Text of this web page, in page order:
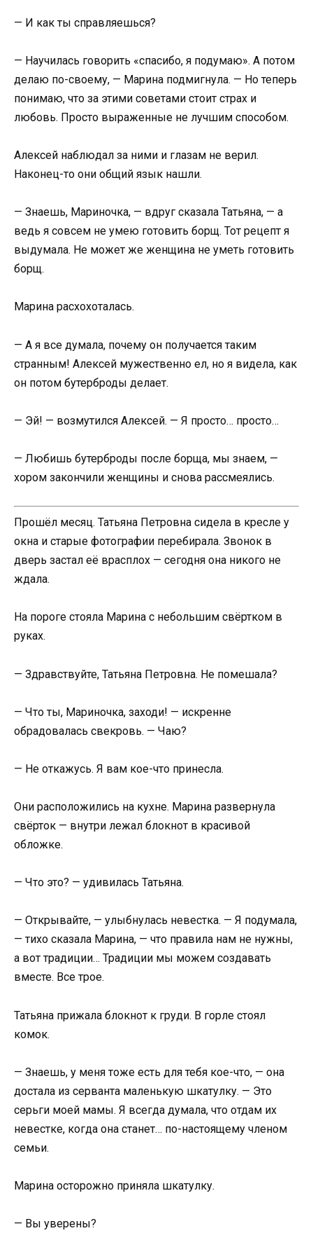
— И как ты справляешься?
— Научилась говорить «спасибо, я подумаю». А потом
делаю по-своему, — Марина подмигнула. — Но теперь
понимаю, что за этими советами стоит страх и
любовь. Просто выраженные не лучшим способом.
Алексей наблюдал за ними и глазам не верил.
Наконец-то они общий язык нашли.
— Знаешь, Мариночка, — вдруг сказала Татьяна, — а
ведь я совсем не умею готовить борщ. Тот рецепт я
выдумала. Не может же женщина не уметь готовить
борщ.
Марина расхохоталась.
— А я все думала, почему он получается таким
странным! Алексей мужественно ел, но я видела, как
он потом бутерброды делает.
— Эй! — возмутился Алексей. — Я просто… просто…
— Любишь бутерброды после борща, мы знаем, —
хором закончили женщины и снова рассмеялись.
Прошёл месяц. Татьяна Петровна сидела в кресле у
окна и старые фотографии перебирала. Звонок в
дверь застал её врасплох — сегодня она никого не
ждала.
На пороге стояла Марина с небольшим свёртком в
руках.
— Здравствуйте, Татьяна Петровна. Не помешала?
— Что ты, Мариночка, заходи! — искренне
обрадовалась свекровь. — Чаю?
— Не откажусь. Я вам кое-что принесла.
Они расположились на кухне. Марина развернула
свёрток — внутри лежал блокнот в красивой
обложке.
— Что это? — удивилась Татьяна.
— Открывайте, — улыбнулась невестка. — Я подумала,
— тихо сказала Марина, — что правила нам не нужны,
а вот традиции… Традиции мы можем создавать
вместе. Все трое.
Татьяна прижала блокнот к груди. В горле стоял
комок.
— Знаешь, у меня тоже есть для тебя кое-что, — она
достала из серванта маленькую шкатулку. — Это
серьги моей мамы. Я всегда думала, что отдам их
невестке, когда она станет… по-настоящему членом
семьи.
Марина осторожно приняла шкатулку.
— Вы уверены?